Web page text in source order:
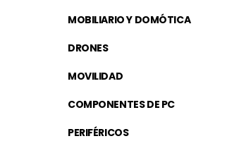
MOBILIARIO Y DOMÓTICA
DRONES
MOVILIDAD
COMPONENTES DE PC
PERIFÉRICOS